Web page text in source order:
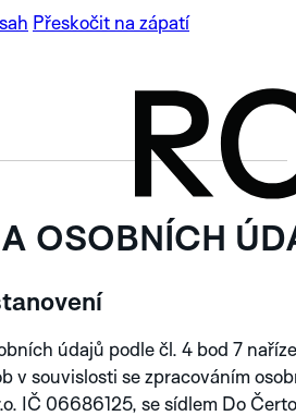
Přeskočit na zápatí
OSOBNÍCH
údajů podle čl. 4 bod 7
v souvislosti se zpracováním
IČ 06686125, se sídlem Do